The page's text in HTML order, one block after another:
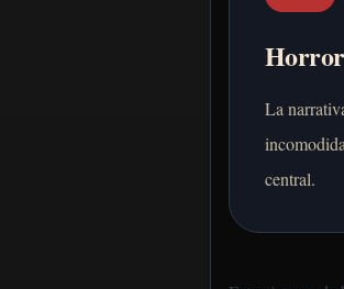
Horror
La
central.